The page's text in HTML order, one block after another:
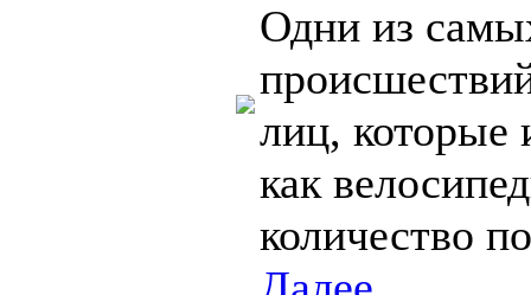
Одни из
лиц, которые
как
количество